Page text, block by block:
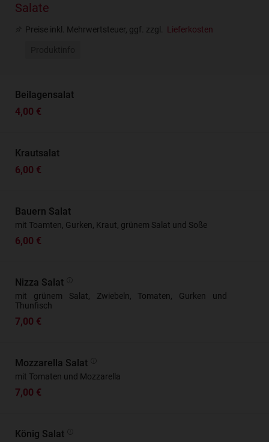
Salate
Preise inkl. Mehrwertsteuer, ggf. zzgl. Lieferkosten
Beilagensalat
4,00 €
Krautsalat
6,00 €
Bauern Salat
mit Toamten, Gurken, Kraut, grünem Salat und Soße
6,00 €
Nizza Salat
mit grünem Salat, Zwiebeln, Tomaten, Gurken und
Thunfisch
7,00 €
Mozzarella Salat
mit Tomaten und Mozzarella
7,00 €
König Salat